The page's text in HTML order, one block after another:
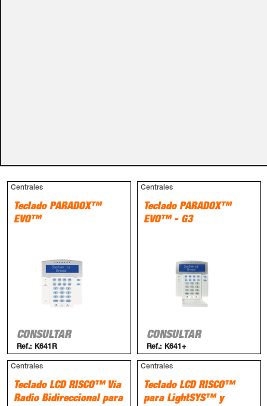
Centrales
Teclado PARADOX™
EVO™
CONSULTAR
Ref.: K641R
Centrales
Teclado PARADOX™
EVO™ - G3
CONSULTAR
Ref.: K641+
Centrales
Teclado LCD RISCO™ Vía
Radio Bidireccional para
Centrales
Teclado LCD RISCO™
para LightSYS™ y